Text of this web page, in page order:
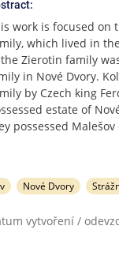
work is focused on
which lived in
Zierotin family
in Nové Dvory.
by Czech king
estate of
possessed
Nové Dvory
vytvoření /